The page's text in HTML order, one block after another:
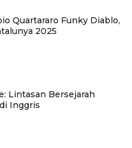
Quartararo Funky Diablo,
2025
Lintasan Bersejarah
Inggris